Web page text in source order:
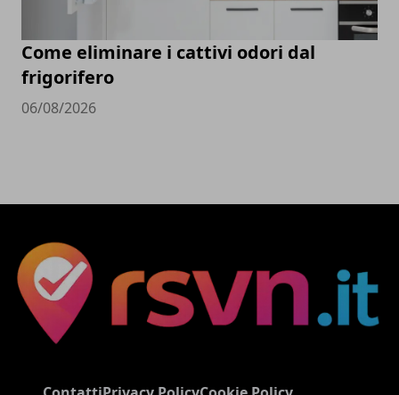
Come eliminare i cattivi odori dal
frigorifero
06/08/2026